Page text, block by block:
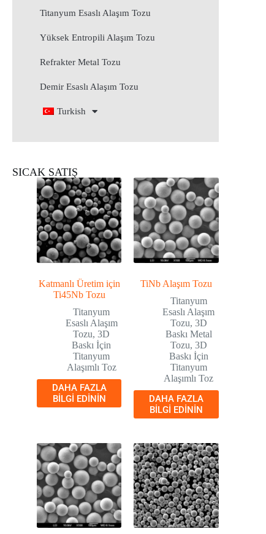
Titanyum Esaslı Alaşım Tozu
Yüksek Entropili Alaşım Tozu
Refrakter Metal Tozu
Demir Esaslı Alaşım Tozu
Turkish
SICAK SATIŞ
Katmanlı Üretim için
Ti45Nb Tozu
Titanyum
Esaslı Alaşım
Tozu,3D
Baskı İçin
Titanyum
Alaşımlı Toz
DAHA FAZLA
BILGI EDININ
TiNb Alaşım Tozu
Titanyum
Esaslı Alaşım
Tozu, 3D
Baskı Metal
Tozu, 3D
Baskı İçin
Titanyum
Alaşımlı Toz
DAHA FAZLA
BILGI EDININ